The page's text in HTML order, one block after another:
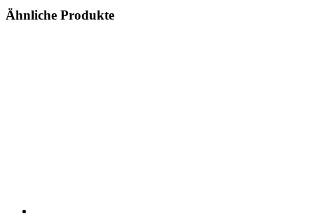
Ähnliche Produkte